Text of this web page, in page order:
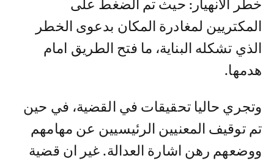
خطر الانهيار: حيث تم الضغط على
المكتريين لمغادرة المكان بدعوى الخطر
الذي تشكله البناية، ما فتح الطريق امام
هدمها.
وتجري حاليا تحقيقات في القضية، في حين
تم توقيف المعنيين الرئيسيين عن مهامهم
ووضعهم رهن اشارة العدالة. غير ان قضية